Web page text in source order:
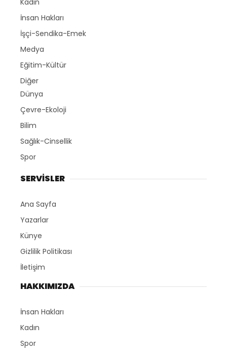
Kadın
İnsan Hakları
İşçi-Sendika-Emek
Medya
Eğitim-Kültür
Diğer
Dünya
Çevre-Ekoloji
Bilim
Sağlık-Cinsellik
Spor
SERVİSLER
Ana Sayfa
Yazarlar
Künye
Gizlilik Politikası
İletişim
HAKKIMIZDA
İnsan Hakları
Kadın
Spor